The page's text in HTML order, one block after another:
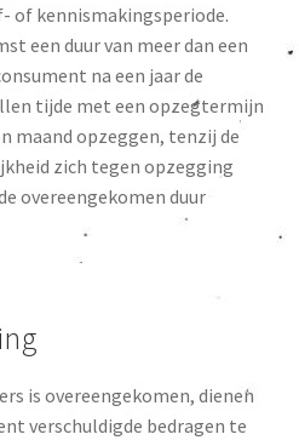
of kennismakingsperiode.
een duur van meer dan een
na een jaar de
tijde met een opzegtermijn
maand opzeggen, tenzij de
zich tegen opzegging
overeengekomen duur
is overeengekomen, dienen
verschuldigde bedragen te